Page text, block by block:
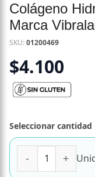
Colágeno
Marca
SKU:01200469
$4.100
Seleccionar cantidad